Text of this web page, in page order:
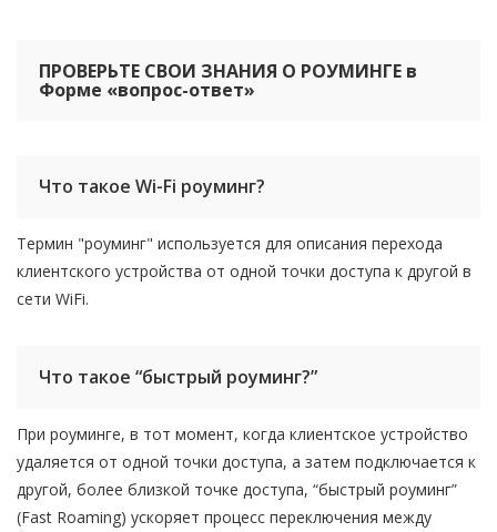
ПРОВЕРЬТЕ СВОИ ЗНАНИЯ О РОУМИНГЕ в
Форме «вопрос-ответ»
Что такое Wi-Fi роуминг?
Термин "роуминг" используется для описания перехода
клиентского устройства от одной точки доступа к другой в
сети WiFi.
Что такое “быстрый роуминг?”
При роуминге, в тот момент, когда клиентское устройство
удаляется от одной точки доступа, а затем подключается к
другой, более близкой точке доступа, “быстрый роуминг”
(Fast Roaming) ускоряет процесс переключения между